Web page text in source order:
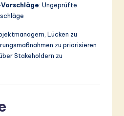
: Ungeprüfte
Lücken zu
zu priorisieren
Stakeholdern zu